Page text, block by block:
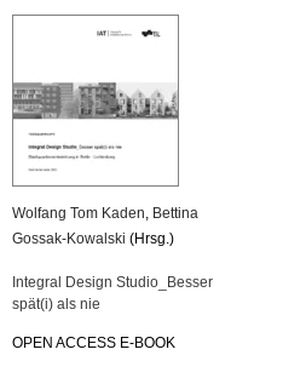
Wolfang Tom Kaden, Bet­ti­na
Gossak-Ko­wal­ski (Hrsg.)
In­te­gral De­sign Stu­di­o_­Bes­ser
spät(i) als nie
OPEN AC­CESS E-BOOK